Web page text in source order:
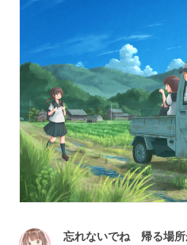
忘れないでね 帰る場所